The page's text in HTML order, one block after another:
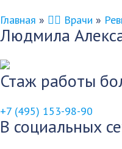
Главная » 👨‍⚕️ Врачи »
Людмила
Стаж работы
+7 (495) 153-98-90
В социальных